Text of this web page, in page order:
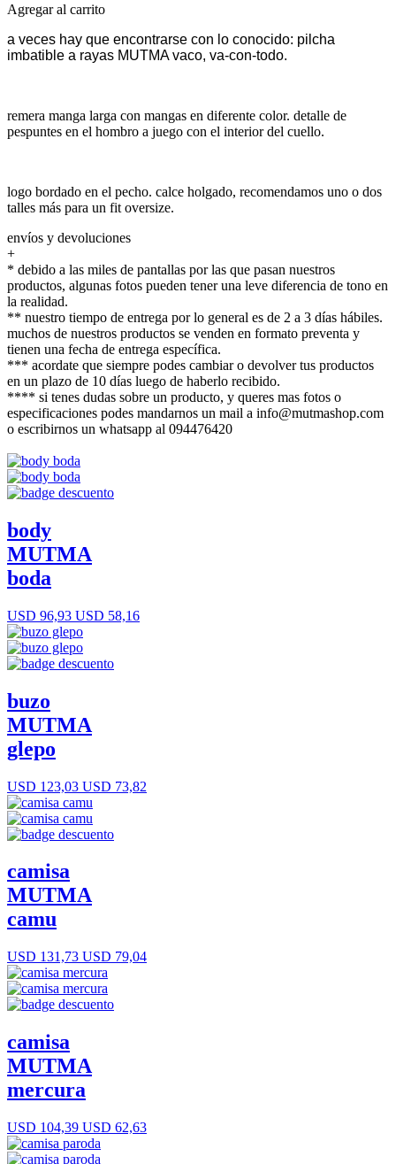
Agregar al carrito
a veces hay que encontrarse con lo conocido: pilcha
imbatible a rayas MUTMA vaco, va-con-todo.
remera manga larga con mangas en diferente color. detalle de
pespuntes en el hombro a juego con el interior del cuello.
logo bordado en el pecho. calce holgado, recomendamos uno o dos
talles más para un fit oversize.
envíos y devoluciones
+
* debido a las miles de pantallas por las que pasan nuestros
productos, algunas fotos pueden tener una leve diferencia de tono en
la realidad.
** nuestro tiempo de entrega por lo general es de 2 a 3 días hábiles.
muchos de nuestros productos se venden en formato preventa y
tienen una fecha de entrega específica.
*** acordate que siempre podes cambiar o devolver tus productos
en un plazo de 10 días luego de haberlo recibido.
**** si tenes dudas sobre un producto, y queres mas fotos o
especificaciones podes mandarnos un mail a info@mutmashop.com
o escribirnos un whatsapp al 094476420
body
MUTMA
boda
USD 96,93 USD 58,16
buzo
MUTMA
glepo
USD 123,03 USD 73,82
camisa
MUTMA
camu
USD 131,73 USD 79,04
camisa
MUTMA
mercura
USD 104,39 USD 62,63